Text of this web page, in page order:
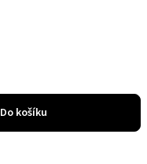
Do košíku